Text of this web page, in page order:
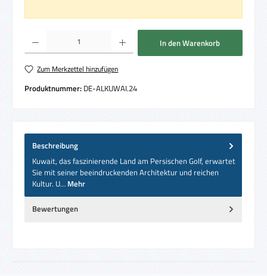
Produkt Anzahl: Gib den gewünschten Wert ein oder benutze die Schaltflächen um
In den Warenkorb
Zum Merkzettel hinzufügen
Produktnummer: DE-ALKUWAI.24
Beschreibung
Kuwait, das faszinierende Land am Persischen Golf, erwartet
Sie mit seiner beeindruckenden Architektur und reichen
Kultur. U… Mehr
Bewertungen